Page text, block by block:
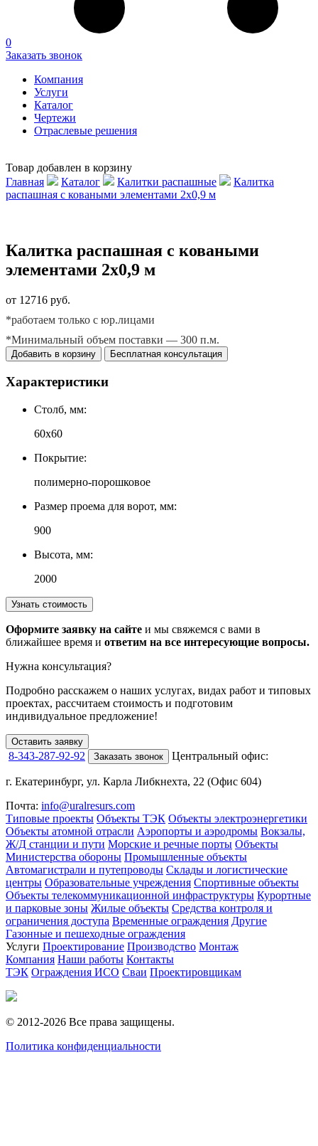
0
Заказать звонок
Компания
Услуги
Каталог
Чертежи
Отраслевые решения
Товар добавлен в корзину
Главная
Каталог Калитки распашные
Калитка
распашная с коваными элементами 2х0,9 м
Калитка распашная с коваными
элементами 2х0,9 м
от 12716 руб.
*работаем только с юр.лицами
*Минимальный объем поставки — 300 п.м.
Добавить в корзину Бесплатная консультация
Характеристики
Столб, мм:
60х60
Покрытие:
полимерно-порошковое
Размер проема для ворот, мм:
900
Высота, мм:
2000
Узнать стоимость
Оформите заявку на сайте и мы свяжемся с вами в
ближайшее время и ответим на все интересующие вопросы.
Нужна консультация?
Подробно расскажем о наших услугах, видах работ и типовых
проектах, рассчитаем стоимость и подготовим
индивидуальное предложение!
Оставить заявку
8-343-287-92-92 Заказать звонок Центральный офис:
г. Екатеринбург, ул. Карла Либкнехта, 22 (Офис 604)
Почта: info@uralresurs.com
Типовые проекты Объекты ТЭК Объекты электроэнергетики
Объекты атомной отрасли Аэропорты и аэродромы Вокзалы,
Ж/Д станции и пути Морские и речные порты Объекты
Министерства обороны Промышленные объекты
Автомагистрали и путепроводы Склады и логистические
центры Образовательные учреждения Спортивные объекты
Объекты телекоммуникационной инфраструктуры Курортные
и парковые зоны Жилые объекты Средства контроля и
ограничения доступа Временные ограждения Другие
Газонные и пешеходные ограждения
Услуги Проектирование Производство Монтаж
Компания Наши работы Контакты
ТЭК Ограждения ИСО Сваи Проектировщикам
© 2012-2026 Все права защищены.
Политика конфиденциальности